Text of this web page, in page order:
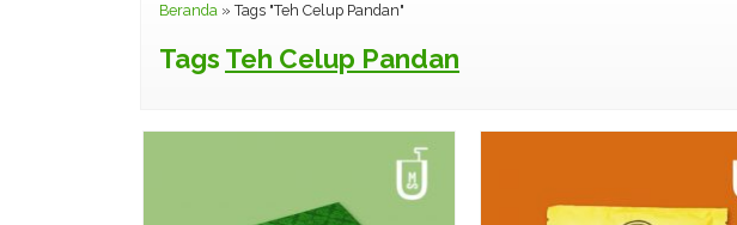
Beranda » Tags "Teh Celup Pandan"
Tags Teh Celup Pandan